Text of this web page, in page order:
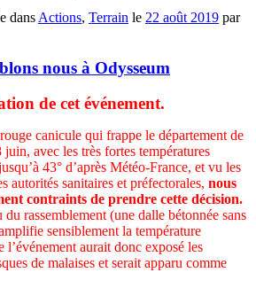
dans Actions, Terrain le 22 août 2019 par
nous à Odysseum
de cet événement.
canicule qui frappe le département de
avec les très fortes températures
43° d’après Météo-France, et vu les
autorités sanitaires et préfectorales, nous
contraints de prendre cette décision.
rassemblement (une dalle bétonnée sans
sensiblement la température
l’événement aurait donc exposé les
de malaises et serait apparu comme